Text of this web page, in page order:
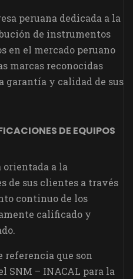
peruana dedicada a la
de instrumentos
en el mercado peruano
marcas reconocidas
y calidad de sus
DE EQUIPOS
orientada a la
de sus clientes a través
continuo de los
calificado y
referencia que son
SNM – INACAL para la